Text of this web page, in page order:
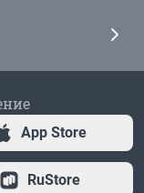
App Store
RuStore